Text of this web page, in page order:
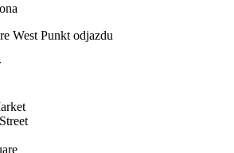
West Punkt odjazdu